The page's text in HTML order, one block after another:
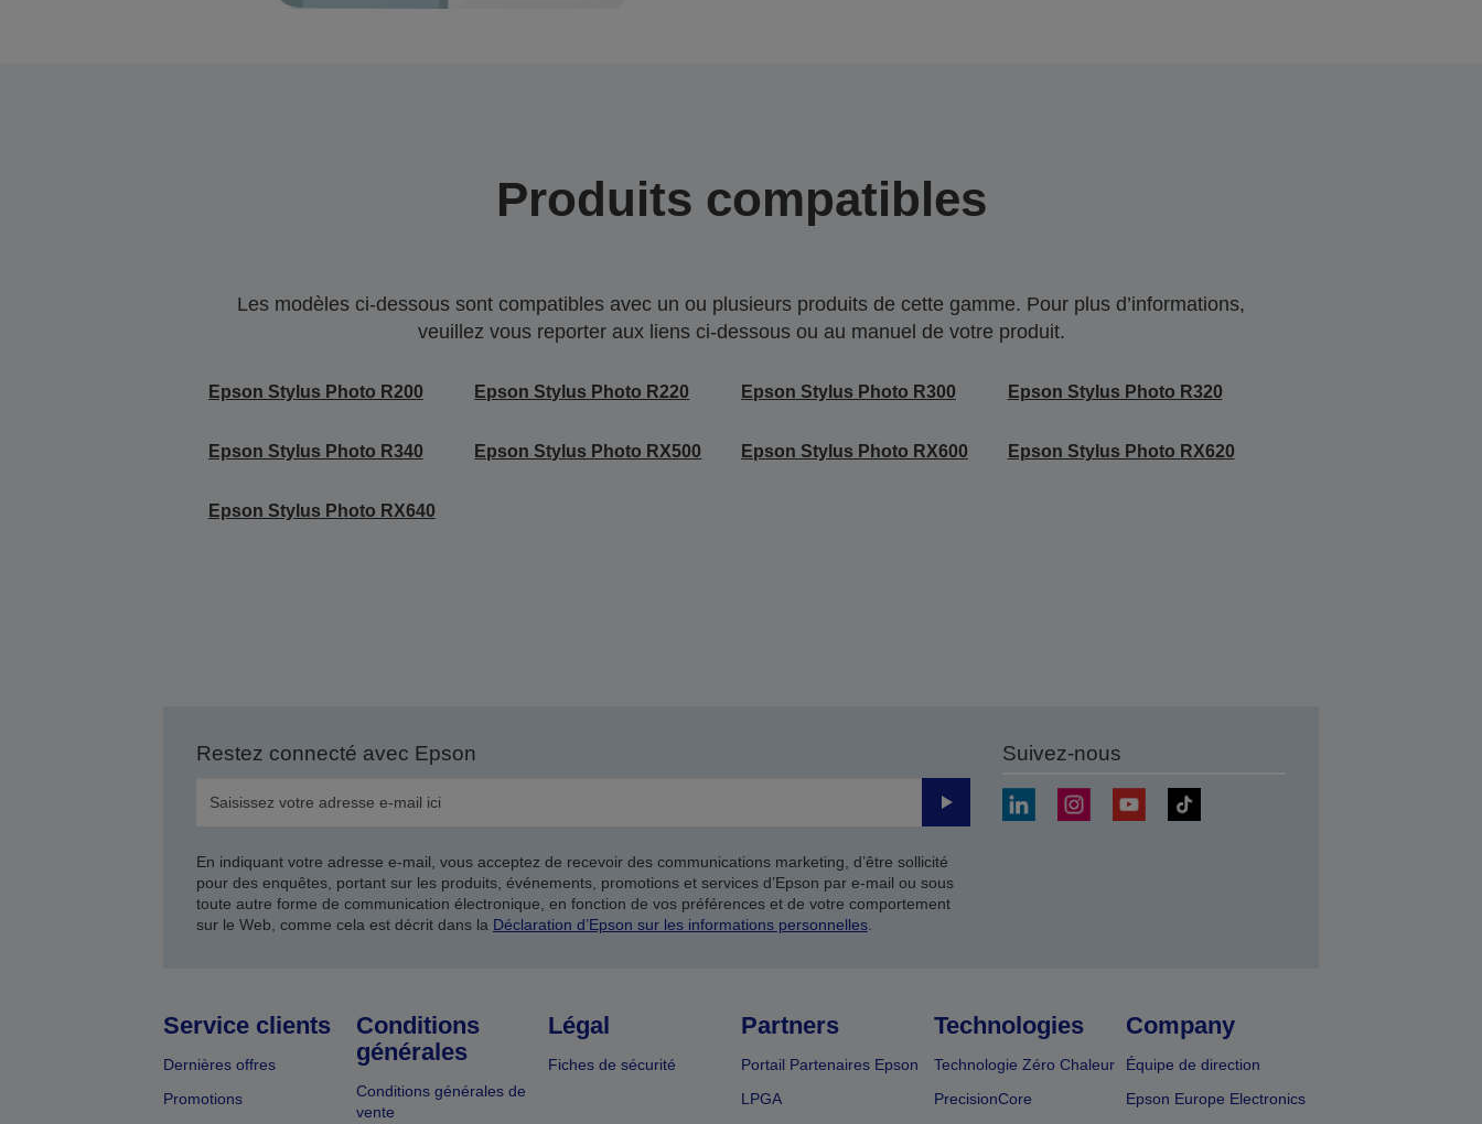
Produits compatibles
Les modèles ci-dessous sont compatibles avec un ou plusieurs produits de cette gamme. Pour plus d’informations,
veuillez vous reporter aux liens ci-dessous ou au manuel de votre produit.
Epson Stylus Photo R200 Epson Stylus Photo R220 Epson Stylus Photo R300 Epson Stylus Photo R320
Epson Stylus Photo R340 Epson Stylus Photo RX500 Epson Stylus Photo RX600 Epson Stylus Photo RX620
Epson Stylus Photo RX640
Restez connecté avec Epson
Valider
En indiquant votre adresse e-mail, vous acceptez de recevoir des communications marketing, d’être sollicité
pour des enquêtes, portant sur les produits, événements, promotions et services d’Epson par e-mail ou sous
toute autre forme de communication électronique, en fonction de vos préférences et de votre comportement
sur le Web, comme cela est décrit dans la Déclaration d’Epson sur les informations personnelles.
Suivez-nous
Service clients
Dernières offres
Promotions
Conditions
générales
Conditions générales de
vente
Légal
Fiches de sécurité
Partners
Portail Partenaires Epson
LPGA
Technologies
Technologie Zéro Chaleur
PrecisionCore
Company
Équipe de direction
Epson Europe Electronics